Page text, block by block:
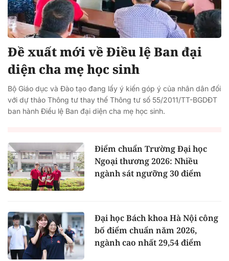
Đề xuất mới về Điều lệ Ban đại
diện cha mẹ học sinh
Bộ Giáo dục và Đào tạo đang lấy ý kiến góp ý của nhân dân đối
với dự thảo Thông tư thay thế Thông tư số 55/2011/TT-BGDĐT
ban hành Điều lệ Ban đại diện cha mẹ học sinh.
Điểm chuẩn Trường Đại học
Ngoại thương 2026: Nhiều
ngành sát ngưỡng 30 điểm
Đại học Bách khoa Hà Nội công
bố điểm chuẩn năm 2026,
ngành cao nhất 29,54 điểm